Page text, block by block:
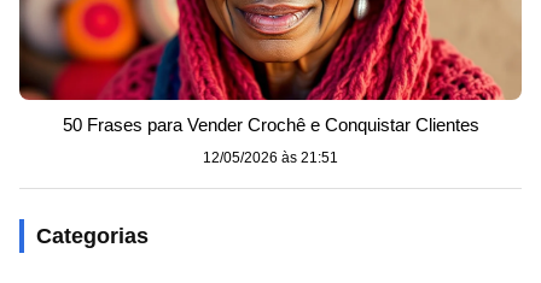
50 Frases para Vender Crochê e Conquistar Clientes
12/05/2026 às 21:51
Categorias